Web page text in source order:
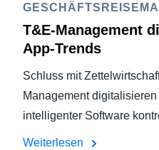
T&E-Management
App-Trends
Schluss mit
Management
intelligenter Software
Weiterlesen